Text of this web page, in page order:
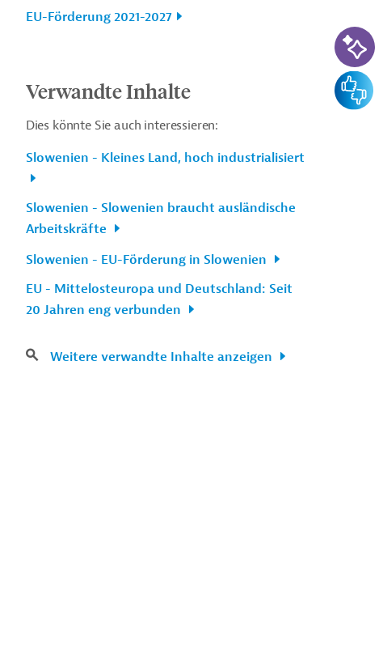
EU-Förderung 2021-2027
Verwandte Inhalte
Dies könnte Sie auch interessieren:
Slowenien - Kleines Land, hoch industrialisiert
Slowenien - Slowenien braucht ausländische
Arbeitskräfte
Slowenien - EU-Förderung in Slowenien
EU - Mittelosteuropa und Deutschland: Seit
20 Jahren eng verbunden
Weitere verwandte Inhalte anzeigen
KI-